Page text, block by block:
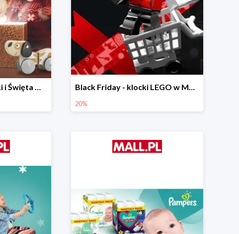
Prezenty na Mikołajki i Święta w Mall.pl do -40% Black Friday - klocki LEGO w Mall.pl do -20%
20%